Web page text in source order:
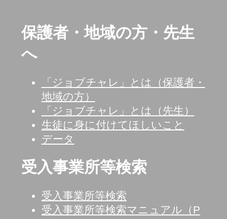
保護者・地域の方・先生
へ
「ジョブチャレ」とは（保護者・
地域の方）
「ジョブチャレ」とは（先生）
生徒に身に付けてほしいこと
データ
受入事業所等検索
受入事業所等検索
受入事業所等検索マニュアル（P